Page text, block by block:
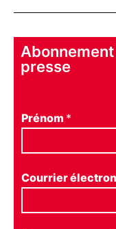
presse
Prénom *
Courrier